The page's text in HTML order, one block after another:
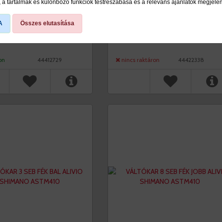
tartalmak és különböző funkciók testreszabása és a releváns ajánlatok
Összes elutasítása
SHIMANO,
ár: 6.490 Ft
44412729 nincs raktáron 44422338